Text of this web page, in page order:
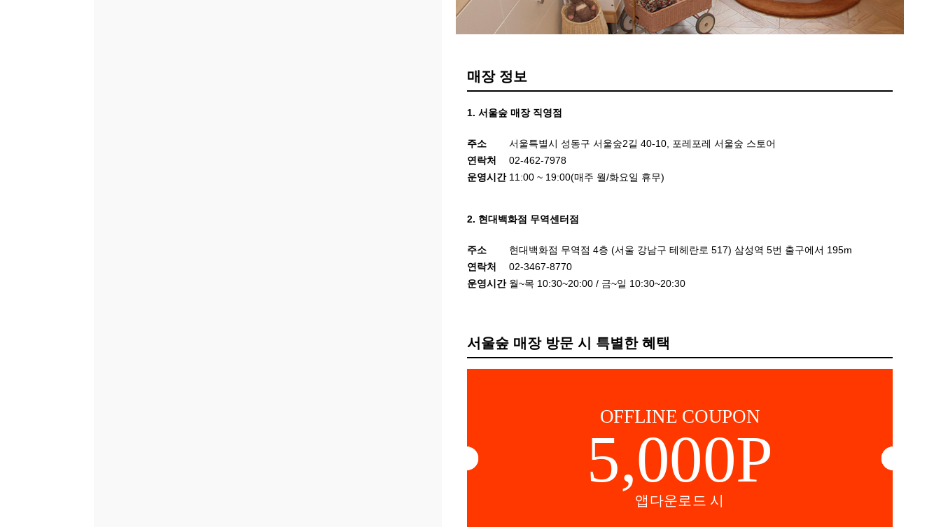
매장 정보
1. 서울숲 매장 직영점
주소
서울특별시 성동구 서울숲2길 40-10, 포레포레 서울숲 스토어
연락처
02-462-7978
운영시간 11:00 ~ 19:00(매주 월/화요일 휴무)
2. 현대백화점 무역센터점
주소
현대백화점 무역점 4층 (서울 강남구 테헤란로 517) 삼성역 5번 출구에서 195m
연락처
02-3467-8770
운영시간 월~목 10:30~20:00 / 금~일 10:30~20:30
서울숲 매장 방문 시 특별한 혜택
OFFLINE COUPON
5,000P
앱다운로드 시